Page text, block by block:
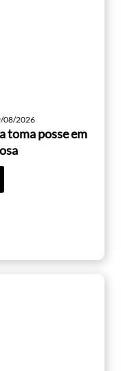
08/2026
toma posse em